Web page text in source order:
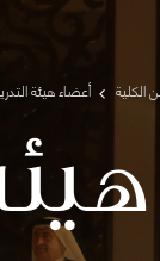
الكلية أعضاء هيئة